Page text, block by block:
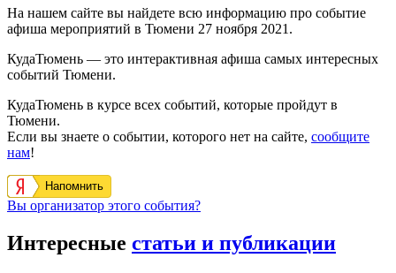
На нашем сайте вы найдете всю информацию про событие
афиша мероприятий в Тюмени 27 ноября 2021.
КудаТюмень — это интерактивная афиша самых интересных
событий Тюмени.
КудаТюмень в курсе всех событий, которые пройдут в
Тюмени.
Если вы знаете о событии, которого нет на сайте, сообщите
нам!
Напомнить
Вы организатор этого события?
Интересные статьи и публикации